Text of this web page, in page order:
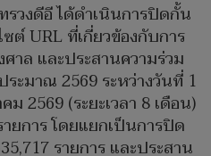
รวงดีอี ได้ดำเนินการปิดกั้น
ต์ URL ที่เกี่ยวข้องกับการ
ล และประสานความร่วม
มาณ 2569 ระหว่างวันที่ 1
2569 (ระยะเวลา 8 เดือน)
ยการ โดยแยกเป็นการปิด
รายการ และประสาน